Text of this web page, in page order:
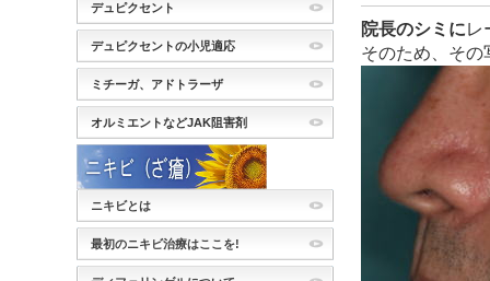
院長のシミにレ
そのため、そ
デュピクセント
デュピクセントの小児適応
ミチーガ、アドトラーザ
オルミエントなどJAK阻害剤
ニキビとは
最初のニキビ治療はここを!